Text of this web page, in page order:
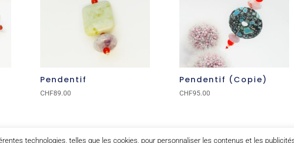
Pendentif
CHF89.00
Pendentif (Copie)
CHF95.00
1 2 →
technologies, telles que les cookies, pour personnaliser les contenus et les